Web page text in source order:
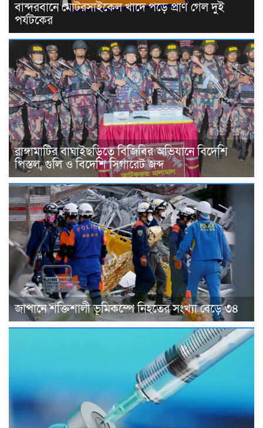
বান্দরবানে মোটরসাইকেল খাদে পড়ে প্রাণ গেল দুই
পর্যটকের
রাঙ্গামাটির বাঘাইছড়িতে বিজিবির অভিযানে বিদেশি
পিস্তল, গুলি ও বিদেশি সিগারেট জব্দ
জাপানে শক্তিশালী ভূমিকম্পে নিহতের সংখ্যা বেড়ে ৩৪